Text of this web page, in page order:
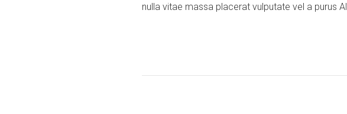
nulla vitae massa placerat vulputate vel a purus